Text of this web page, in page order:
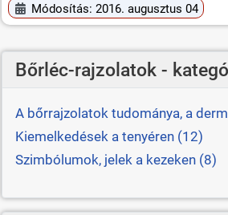
Módosítás: 2016. augusztus 04
Bőrléc-rajzolatok -
A bőrrajzolatok tudománya, a
Kiemelkedések a tenyéren (12)
Szimbólumok, jelek a kezeken (8)